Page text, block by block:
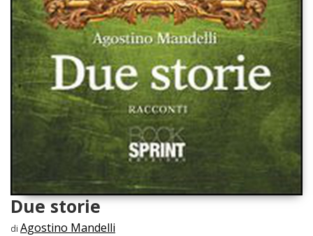
Due storie
di Agostino Mandelli